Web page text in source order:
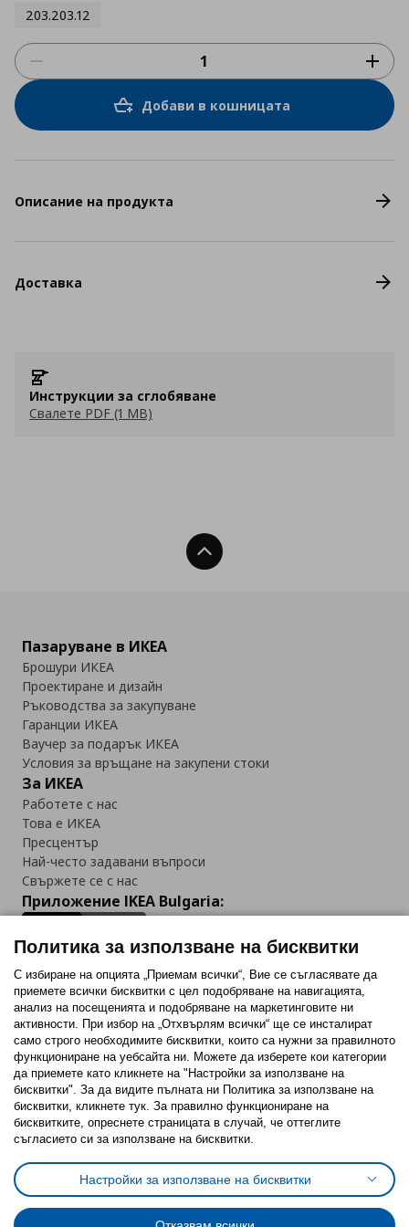
203.203.12
Добави в кошницата
Описание на продукта
Доставка
Инструкции за сглобяване
Свалете PDF (1 MB)
Нагоре
Пазаруване в ИКЕА
Брошури ИКЕА
Проектиране и дизайн
Ръководства за закупуване
Гаранции ИКЕА
Ваучер за подарък ИКЕА
Условия за връщане на закупени стоки
За ИКЕА
Работете с нас
Това е ИКЕА
Пресцентър
Най-често задавани въпроси
Свържете се с нас
Приложение IKEA Bulgaria:
Последвайте ни:
FacebookTwitterYoutubePinterestInstagram
Политика за използване на бисквитки (Cookies)
Избор на настройки за използване на бисквитки
Условия за ползване на ikea.bgОбща политика за личните данни
Политика за защита на личните данни на ikea.bg
Общи условия на програма IKEA Family
Политика за използване на бисквитки
С избиране на опцията „Приемам всички“, Вие се съгласявате да
приемете всички бисквитки с цел подобряване на навигацията,
анализ на посещенията и подобряване на маркетинговите ни
активности. При избор на „Отхвърлям всички“ ще се инсталират
само строго необходимитe бисквитки, които са нужни за правилното
функциониране на уебсайта ни. Можете да изберете кои категории
да приемете като кликнете на "Настройки за използване на
бисквитки". За да видите пълната ни Политика за използване на
бисквитки, кликнете тук. За правилно функциониране на
бисквитките, опреснете страницата в случай, че оттеглите
съгласието си за използване на бисквитки.
Настройки за използване на бисквитки